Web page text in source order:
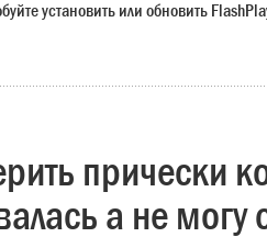
установить или обновить
прически
а не